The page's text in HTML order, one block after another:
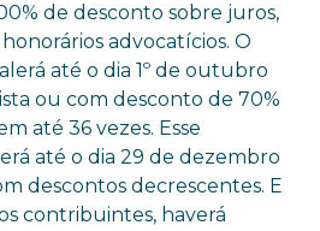
de desconto sobre juros,
advocatícios. O
até o dia 1º de outubro
ou com desconto de 70%
até 36 vezes. Esse
até o dia 29 de dezembro
descontos decrescentes. E
contribuintes, haverá